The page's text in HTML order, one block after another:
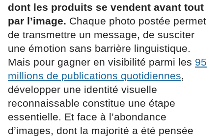
dont les produits se vendent avant tout
par l’image. Chaque photo postée permet
de transmettre un message, de susciter
une émotion sans barrière linguistique.
Mais pour gagner en visibilité parmi les 95
millions de publications quotidiennes,
développer une identité visuelle
reconnaissable constitue une étape
essentielle. Et face à l’abondance
d’images, dont la majorité a été pensée